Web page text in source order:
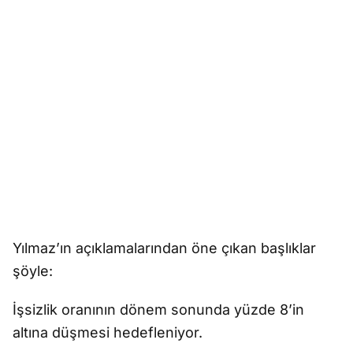
Yılmaz’ın açıklamalarından öne çıkan başlıklar
şöyle:
İşsizlik oranının dönem sonunda yüzde 8’in
altına düşmesi hedefleniyor.